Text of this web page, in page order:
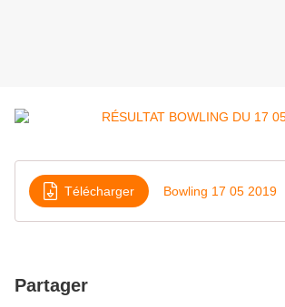
Télécharger Bowling 17 05 2019
Partager